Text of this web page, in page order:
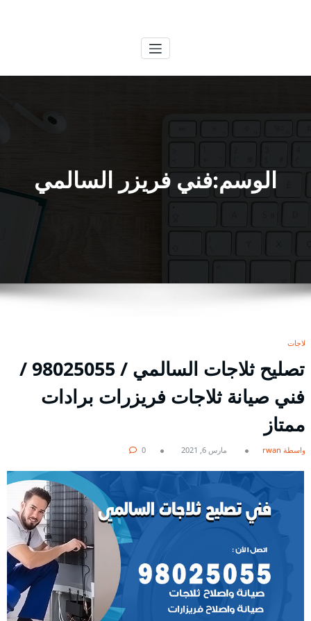
الوسم:فني فريزر السالمي
ثلاجات
تصليح ثلاجات السالمي / 98025055 /
فني صيانة ثلاجات فريزرات برادات
ممتاز
بواسطة rwan مارس 6, 2021 0